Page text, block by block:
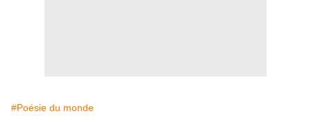
#Poésie du monde